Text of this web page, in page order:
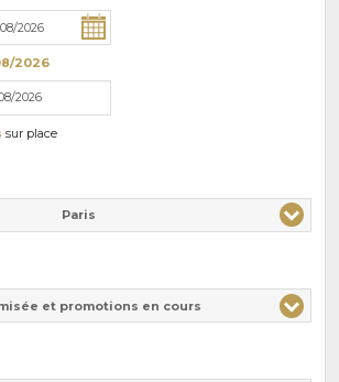
2026
sur place
Paris
et promotions en cours